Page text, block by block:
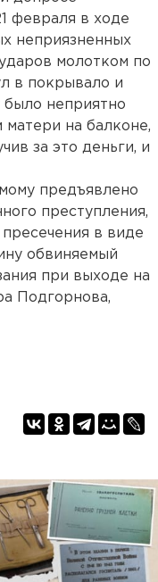
февраля в ходе
неприязненных
молотком по
в покрывало и
неприятно
матери на балконе,
за это деньги, и
предъявлено
преступления,
в виде
обвиняемый
при выходе на
Подгорнова,